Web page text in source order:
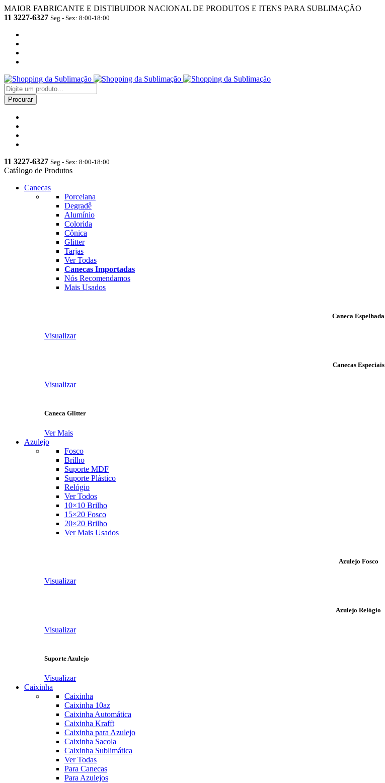
MAIOR FABRICANTE E DISTIBUIDOR NACIONAL DE PRODUTOS E ITENS PARA SUBLIMAÇÃO
11 3227-6327 Seg - Sex: 8:00-18:00
11 3227-6327 Seg - Sex: 8:00-18:00
Catálogo de Produtos
Canecas
Porcelana
Degradê
Alumínio
Colorida
Cônica
Glitter
Tarjas
Ver Todas
Canecas Importadas
Nós Recomendamos
Mais Usados
Caneca Espelhada
Visualizar
Canecas Especiais
Visualizar
Caneca Glitter
Ver Mais
Azulejo
Fosco
Brilho
Suporte MDF
Suporte Plástico
Relógio
Ver Todos
10×10 Brilho
15×20 Fosco
20×20 Brilho
Ver Mais Usados
Azulejo Fosco
Visualizar
Azulejo Relógio
Visualizar
Suporte Azulejo
Visualizar
Caixinha
Caixinha
Caixinha 10az
Caixinha Automática
Caixinha Krafft
Caixinha para Azulejo
Caixinha Sacola
Caixinha Sublimática
Ver Todas
Para Canecas
Para Azulejos